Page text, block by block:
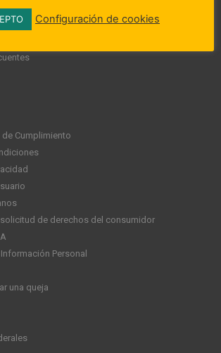
en la comunidad
Cumplimiento
de derechos del consumidor
Personal
una queja
Configuración de cookies